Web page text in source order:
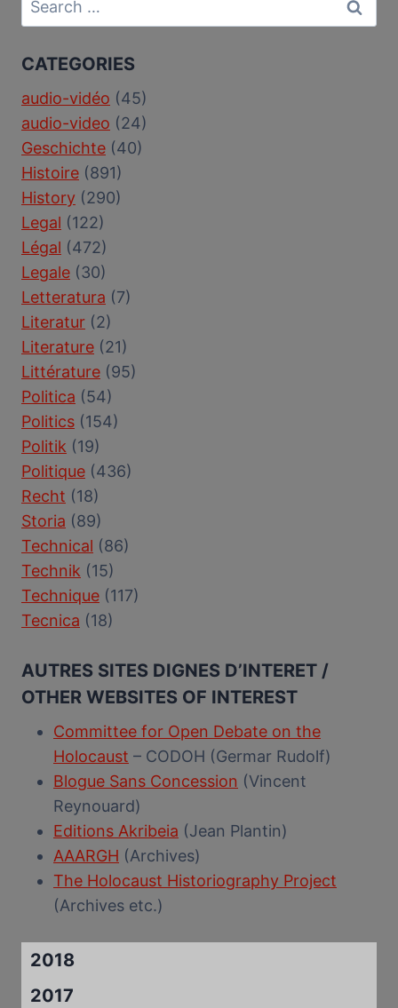
for:
CATEGORIES
audio-vidéo (45)
audio-video (24)
Geschichte (40)
Histoire (891)
History (290)
Legal (122)
Légal (472)
Legale (30)
Letteratura (7)
Literatur (2)
Literature (21)
Littérature (95)
Politica (54)
Politics (154)
Politik (19)
Politique (436)
Recht (18)
Storia (89)
Technical (86)
Technik (15)
Technique (117)
Tecnica (18)
AUTRES SITES DIGNES D’INTERET /
OTHER WEBSITES OF INTEREST
Committee for Open Debate on the
Holocaust – CODOH (Germar Rudolf)
Blogue Sans Concession (Vincent
Reynouard)
Editions Akribeia (Jean Plantin)
AAARGH (Archives)
The Holocaust Historiography Project
(Archives etc.)
2018
2017